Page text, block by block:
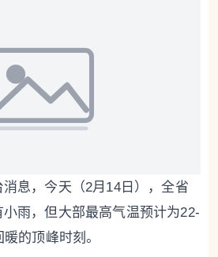
，今天（2月14日），全省
雨，但大部最高气温预计为22-
的顶峰时刻。